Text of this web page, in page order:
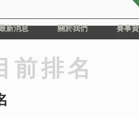
前排名
新消息 關於我們 賽事